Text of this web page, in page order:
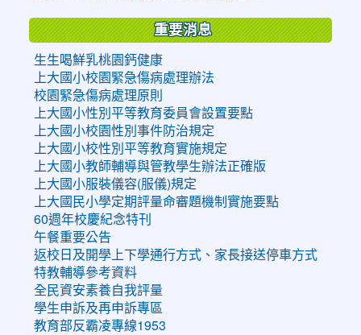
重要消息
生生喝鮮乳桃園鈣健康
上大國小校園緊急傷病處理辦法
校園緊急傷病處理原則
上大國小性別平等教育委員會設置要點
上大國小校園性別事件防治規定
上大國小校性別平等教育實施規定
上大國小教師輔導與管教學生辦法正確版
上大國小服裝儀容(服儀)規定
上大國民小學定期評量命審題機制實施要點
60週年校慶紀念特刊
午餐重要公告
返校日及開學上下學通行方式、家長接送停車方式
特教輔導參考資料
全民資安素養自我評量
學生申訴及再申訴專區
教育部反霸凌專線1953